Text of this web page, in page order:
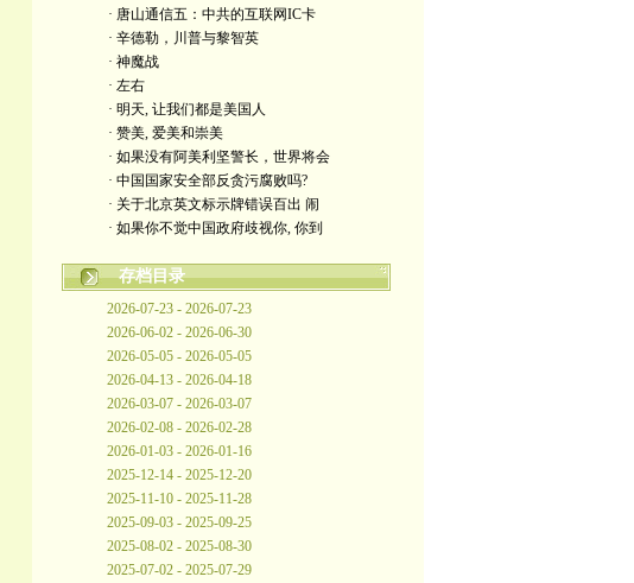
· 唐山通信五：中共的互联网IC卡
· 辛德勒，川普与黎智英
· 神魔战
· 左右
· 明天, 让我们都是美国人
· 赞美, 爱美和崇美
· 如果没有阿美利坚警长，世界将会
· 中国国家安全部反贪污腐败吗?
· 关于北京英文标示牌错误百出 闹
· 如果你不觉中国政府歧视你, 你到
存档目录
2026-07-23 - 2026-07-23
2026-06-02 - 2026-06-30
2026-05-05 - 2026-05-05
2026-04-13 - 2026-04-18
2026-03-07 - 2026-03-07
2026-02-08 - 2026-02-28
2026-01-03 - 2026-01-16
2025-12-14 - 2025-12-20
2025-11-10 - 2025-11-28
2025-09-03 - 2025-09-25
2025-08-02 - 2025-08-30
2025-07-02 - 2025-07-29